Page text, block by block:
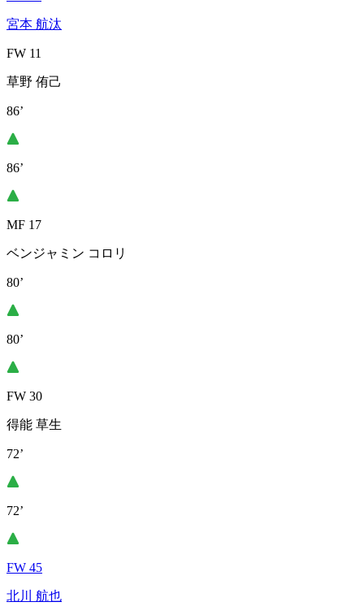
宮本 航汰
FW 11
草野 侑己
86’
86’
MF 17
ベンジャミン コロリ
80’
80’
FW 30
得能 草生
72’
72’
FW 45
北川 航也